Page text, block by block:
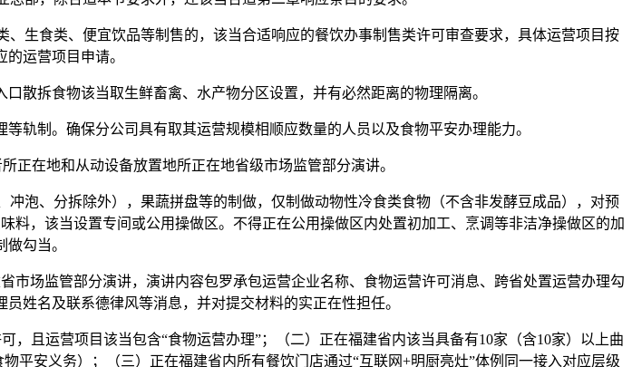
食类、便宜饮品等制售的，该当合适响应的餐饮办事制售类许可审查要求，具体运营项目按
的运营项目申请。
拆食物该当取生鲜畜禽、水产物分区设置，并有必然距离的物理隔离。
制。确保分公司具有取其运营规模相顺应数量的人员以及食物平安办理能力。
在地和从动设备放置地所正在地省级市场监管部分演讲。
、分拆除外），果蔬拼盘等的制做，仅制做动物性冷食类食物（不含非发酵豆成品），对预
，该当设置专间或公用操做区。不得正在公用操做区内处置初加工、烹调等非洁净操做区的加
做勾当。
场监管部分演讲，演讲内容包罗承包运营企业名称、食物运营许可消息、跨省处置运营办理勾
姓名及联系德律风等消息，并对提交材料的实正在性担任。
运营项目该当包含“食物运营办理”；（二）正在福建省内该当具备有10家（含10家）以上曲
平安义务）；（三）正在福建省内所有餐饮门店通过“互联网+明厨亮灶”体例同一接入对应层级